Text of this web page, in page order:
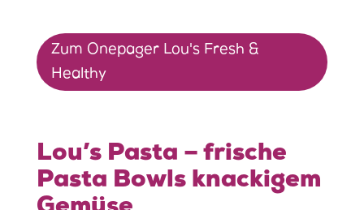
Zum Onepager Lou's Fresh &
Healthy
Lou’s Pasta – frische
Pasta Bowls knackigem